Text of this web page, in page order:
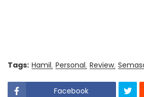
Tags: Hamil Personal Review
Facebook